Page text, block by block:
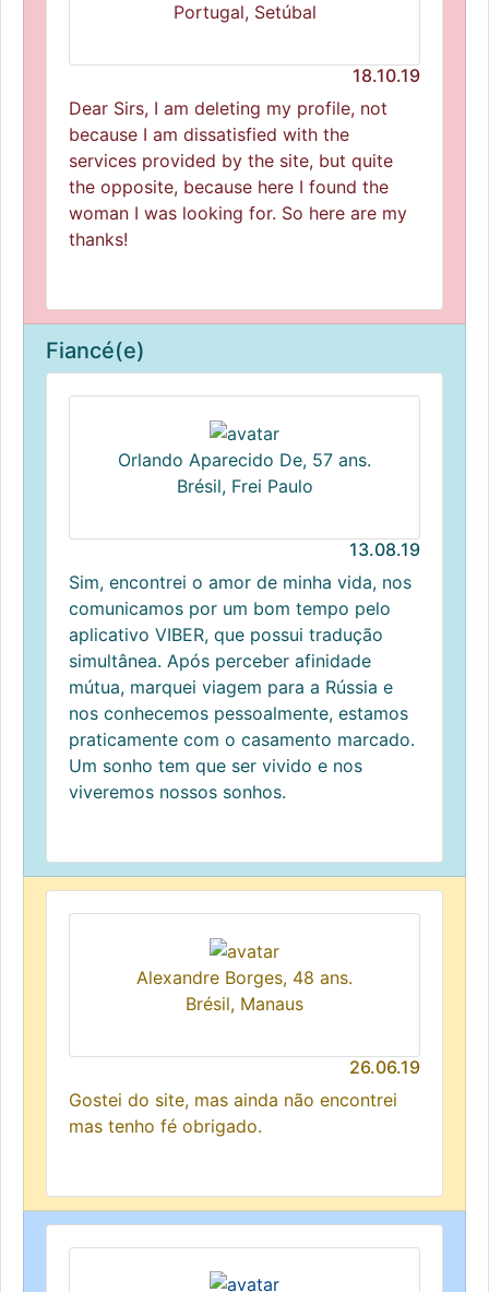
Portugal, Setúbal
18.10.19
Dear Sirs, I am deleting my profile, not
because I am dissatisfied with the
services provided by the site, but quite
the opposite, because here I found the
woman I was looking for. So here are my
thanks!
Fiancé(e)
Orlando Aparecido De, 57 ans.
Brésil, Frei Paulo
13.08.19
Sim, encontrei o amor de minha vida, nos
comunicamos por um bom tempo pelo
aplicativo VIBER, que possui tradução
simultânea. Após perceber afinidade
mútua, marquei viagem para a Rússia e
nos conhecemos pessoalmente, estamos
praticamente com o casamento marcado.
Um sonho tem que ser vivido e nos
viveremos nossos sonhos.
Alexandre Borges, 48 ans.
Brésil, Manaus
26.06.19
Gostei do site, mas ainda não encontrei
mas tenho fé obrigado.